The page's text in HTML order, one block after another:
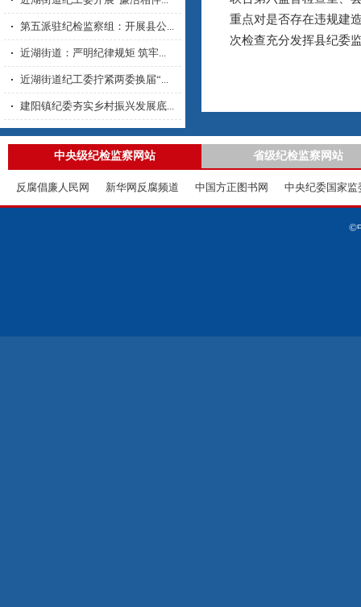
第五派驻纪检监察组：开展县公...
近湖街道：严明纪律规矩 筑牢...
近湖街道纪工委拧紧两委换届“...
建阳镇纪委夯实乡村振兴发展底...
重点对是否存在违规建
次检查充分发挥县纪委
中央级纪检监察网站 省级纪检监察网站
反腐倡廉人民网 新华网反腐频道 中国方正图书网 中央纪委国家监
©